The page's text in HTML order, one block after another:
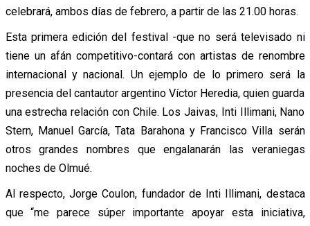
celebrará, ambos días de febrero, a partir de las 21.00 horas.
Esta primera edición del festival -que no será televisado ni
tiene un afán competitivo-contará con artistas de renombre
internacional y nacional. Un ejemplo de lo primero será la
presencia del cantautor argentino Víctor Heredia, quien guarda
una estrecha relación con Chile. Los Jaivas, Inti Illimani, Nano
Stern, Manuel García, Tata Barahona y Francisco Villa serán
otros grandes nombres que engalanarán las veraniegas
noches de Olmué.
Al respecto, Jorge Coulon, fundador de Inti Illimani, destaca
que “me parece súper importante apoyar esta iniciativa,